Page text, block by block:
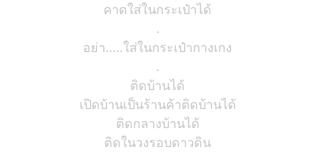
คาดใส่ในกระเป๋าได้
.
อย่า.....ใส่ในกระเป๋ากางเกง
.
ติดบ้านได้
เปิดบ้านเป็นร้านค้าติดบ้านได้
ติดกลางบ้านได้
ติดในวงรอบดาวดิน